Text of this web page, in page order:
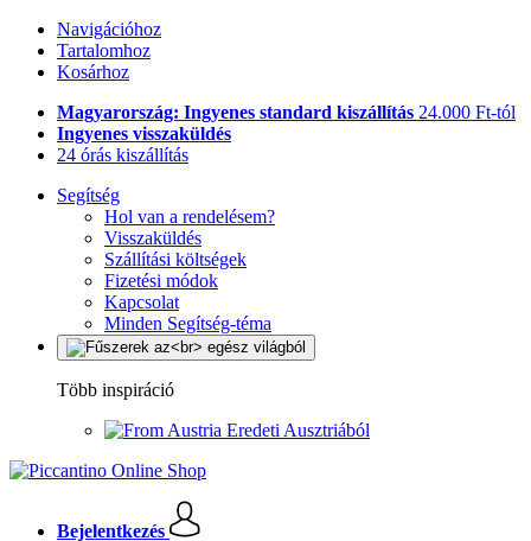
Navigációhoz
Tartalomhoz
Kosárhoz
Magyarország: Ingyenes standard kiszállítás 24.000 Ft-tól
Ingyenes visszaküldés
24 órás kiszállítás
Segítség
Hol van a rendelésem?
Visszaküldés
Szállítási költségek
Fizetési módok
Kapcsolat
Minden Segítség-téma
Több inspiráció
Eredeti Ausztriából
Bejelentkezés